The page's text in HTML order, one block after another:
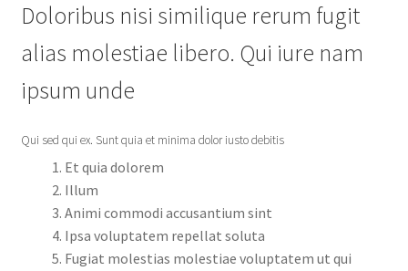
Doloribus nisi similique rerum fugit
alias molestiae libero. Qui iure nam
ipsum unde
Qui sed qui ex. Sunt quia et minima dolor iusto debitis
Et quia dolorem
Illum
Animi commodi accusantium sint
Ipsa voluptatem repellat soluta
Fugiat molestias molestiae voluptatem ut qui